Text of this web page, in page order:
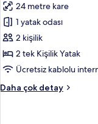
görün
Tour
Tickets
(provided
per
hakkında
daha
detay
Twin
-
2
Yellow
Balloon
Tour
24 metre kare
1 yatak odası
2 kişilik
2 tek Kişilik Yatak
Ücretsiz kablolu
Daha çok detay
[City